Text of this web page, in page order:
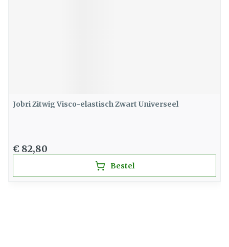
Jobri Zitwig Visco-elastisch Zwart Universeel
€ 82,80
Bestel